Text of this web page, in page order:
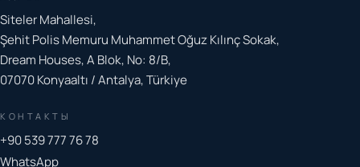
Siteler Mahallesi,
Şehit Polis Memuru Muhammet Oğuz Kılınç Sokak,
Dream Houses, A Blok, No: 8/B,
07070 Konyaaltı / Antalya, Türkiye
КОНТАКТЫ
+90 539 777 76 78
WhatsApp